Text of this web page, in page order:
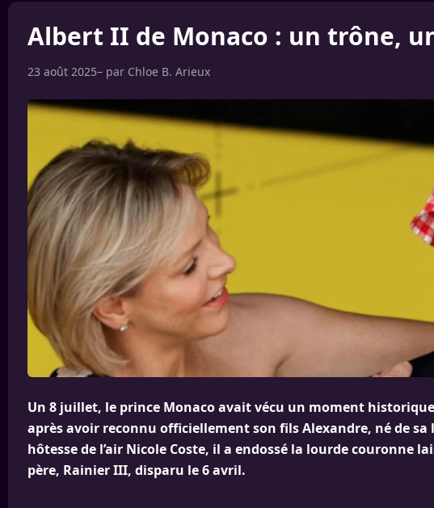
Albert II de Monaco : un trône,
23 août 2025– par Chloe B. Arieux
Un 8 juillet, le prince Monaco avait vécu un moment
après avoir reconnu officiellement son fils Alexandre, né de sa
hôtesse de l’air Nicole Coste, il a endossé la lourde couronne
père, Rainier III, disparu le 6 avril.